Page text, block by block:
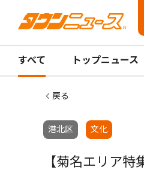
すべて トップニュース
戻る
港北区 文化
【菊名エリア特